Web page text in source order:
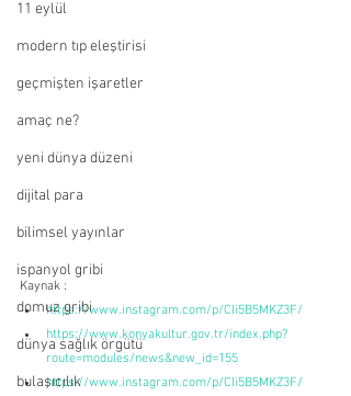
11 eylül
modern tıp eleştirisi
geçmişten işaretler
amaç ne?
yeni dünya düzeni
dijital para
bilimsel yayınlar
ispanyol gribi
domuz gribi
dünya sağlık örgütü
bulaşıcılık
Kaynak :
https://www.instagram.com/p/CIi5B5MKZ3F/
https://www.konyakultur.gov.tr/index.php?
route=modules/news&new_id=155
https://www.instagram.com/p/CIi5B5MKZ3F/